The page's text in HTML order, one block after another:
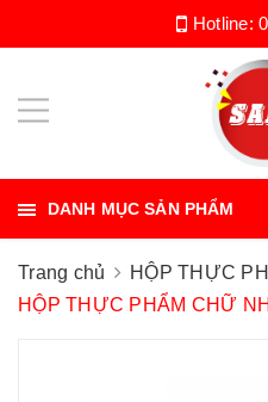
Hotline:
DANH MỤC SẢN PHẨM
Trang chủ
HỘP THỰC
HỘP THỰC PHẨM CHỮ